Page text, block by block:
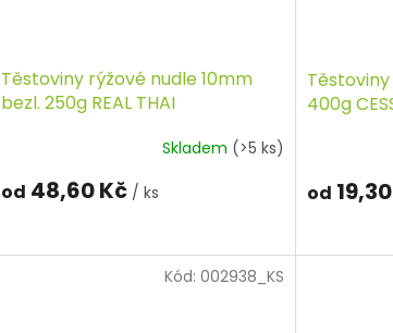
Těstoviny rýžové nudle 10mm
bezl. 250g REAL THAI
Skladem (>5 ks)
od 48,60 Kč / ks
400g
od
Kód: 002938_KS